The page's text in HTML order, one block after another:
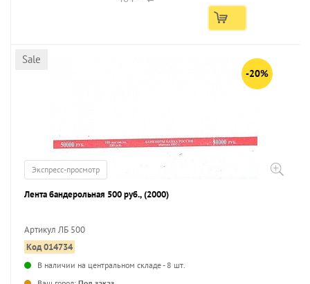
Sale
-20%
Экспресс-просмотр
Лента бандерольная 500 руб., (2000)
Артикул ЛБ 500
Код 014734
В наличии на центральном складе - 8 шт.